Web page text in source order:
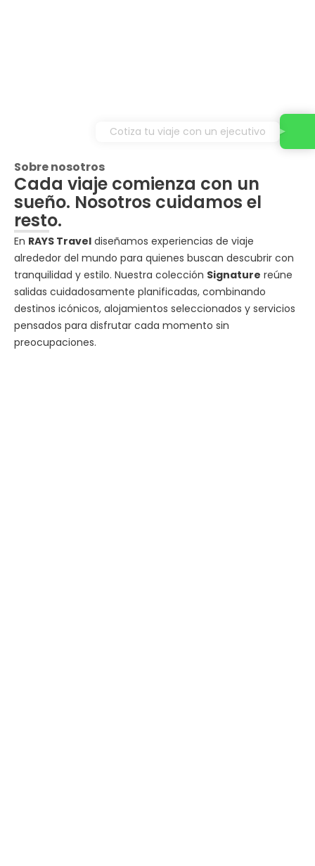
Sobre nosotros
Cada viaje comienza con un
sueño. Nosotros cuidamos el
resto.
En RAYS Travel diseñamos experiencias de viaje
alrededor del mundo para quienes buscan descubrir con
tranquilidad y estilo. Nuestra colección Signature reúne
salidas cuidadosamente planificadas, combinando
destinos icónicos, alojamientos seleccionados y servicios
pensados para disfrutar cada momento sin
preocupaciones.
Cotiza tu viaje con un ejecutivo